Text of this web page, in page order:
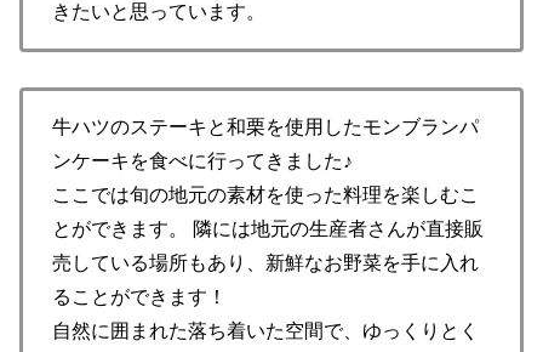
きたいと思っています。
牛ハツのステーキと和栗を使用したモンブランパ
ンケーキを食べに行ってきました♪
ここでは旬の地元の素材を使った料理を楽しむこ
とができます。 隣には地元の生産者さんが直接販
売している場所もあり、新鮮なお野菜を手に入れ
ることができます！
自然に囲まれた落ち着いた空間で、ゆっくりとく